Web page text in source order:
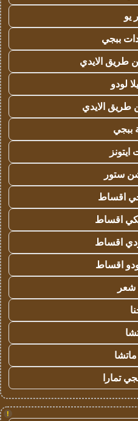
يو
ببجي
طريق الايدي
لودو
الايدي
ببجي
ستور
اقساط
اقساط
اقساط
اقساط
شعر
تمارا
!